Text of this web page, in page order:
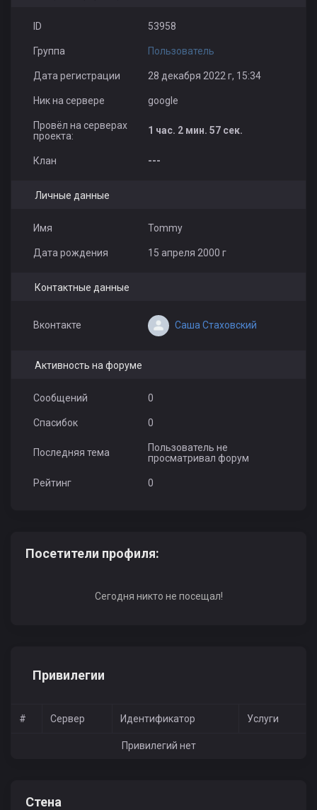
ID 53958
Группа Пользователь
Дата регистрации 28 декабря 2022 г, 15:34
Ник на сервере google
Провёл на серверах
проекта:
1 час. 2 мин. 57 сек.
Клан ---
Личные данные
Имя Tommy
Дата рождения 15 апреля 2000 г
Контактные данные
Вконтакте Саша Стаховский
Активность на форуме
Сообщений 0
Спасибок 0
Последняя тема
Пользователь не
просматривал форум
Рейтинг 0
Посетители профиля:
Сегодня никто не посещал!
Привилегии
# Сервер Идентификатор Услуги
Привилегий нет
Стена